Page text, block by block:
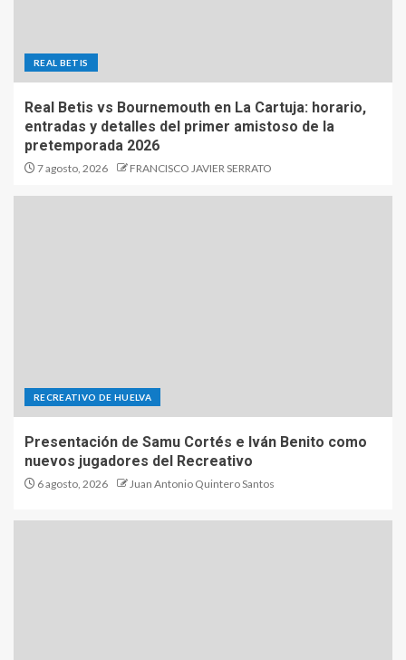
REAL BETIS
Real Betis vs Bournemouth en La Cartuja: horario,
entradas y detalles del primer amistoso de la
pretemporada 2026
7 agosto, 2026 FRANCISCO JAVIER SERRATO
RECREATIVO DE HUELVA
Presentación de Samu Cortés e Iván Benito como
nuevos jugadores del Recreativo
6 agosto, 2026 Juan Antonio Quintero Santos